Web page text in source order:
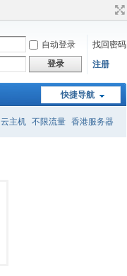
自动登录
找回密码
登录 注册
快捷导航
云主机 不限流量 香港服务器